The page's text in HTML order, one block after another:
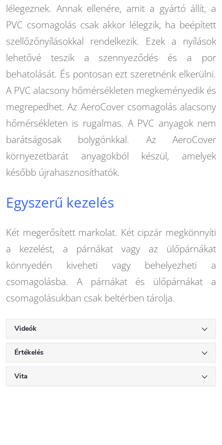
lélegeznek. Annak ellenére, amit a gyártó állít, a
PVC csomagolás csak akkor lélegzik, ha beépített
szellőzőnyílásokkal rendelkezik. Ezek a nyílások
lehetővé teszik a szennyeződés és a por
behatolását. És pontosan ezt szeretnénk elkerülni.
A PVC alacsony hőmérsékleten megkeményedik és
megrepedhet. Az AeroCover csomagolás alacsony
hőmérsékleten is rugalmas. A PVC anyagok nem
barátságosak bolygónkkal. Az AeroCover
környezetbarát anyagokból készül, amelyek
később újrahasznosíthatók.
Egyszerű kezelés
Két megerősített markolat. Két cipzár megkönnyíti
a kezelést, a párnákat vagy az ülőpárnákat
könnyedén kiveheti vagy behelyezheti a
csomagolásba. A párnákat és ülőpárnákat a
csomagolásukban csak beltérben tárolja.
Videók
Értékelés
Vita